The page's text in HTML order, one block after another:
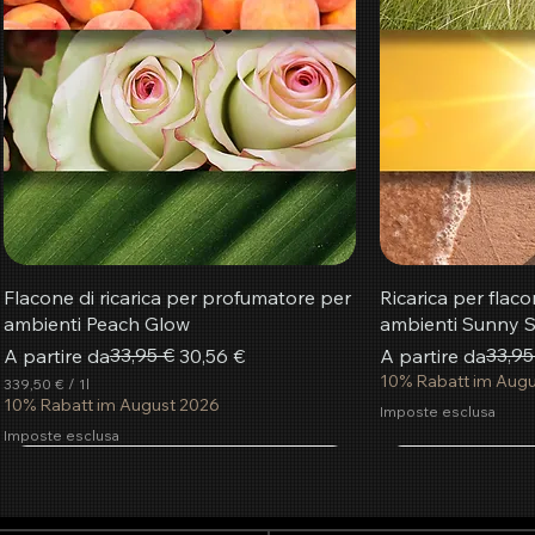
Flacone di ricarica per profumatore per
ambienti Peach Glow
A partire da
Prezzo regolare33,95 € 30,56 €
Prezzo scontato
339,50 € / 1l
3
9
10% Rabatt im August 2026
Imposte esclusa
Ricarica per
ambienti Sunny
A partire da
Prezzo regolare
Prezzo scontato
10% Rabatt im
Imposte esclusa